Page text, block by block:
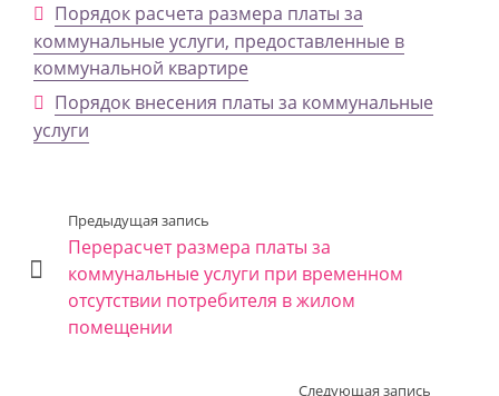
Порядок расчета размера платы за
коммунальные услуги, предоставленные в
коммунальной квартире
Порядок внесения платы за коммунальные
услуги
Предыдущая запись
Перерасчет размера платы за
коммунальные услуги при временном
отсутствии потребителя в жилом
помещении
Следующая запись